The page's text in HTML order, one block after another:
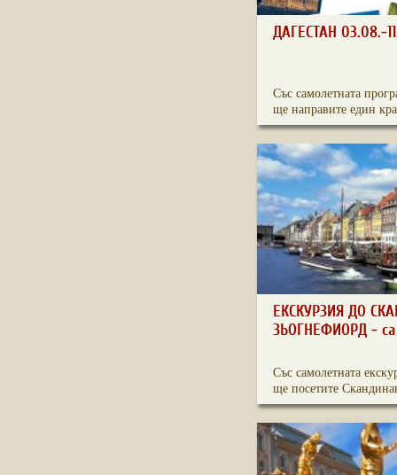
ДАГЕСТАН 03.08.-
Със самолетната
ще направите един
ЕКСКУРЗИЯ ДО
ЗЬОГНЕФИОРД -
Със самолетната
ще посетите